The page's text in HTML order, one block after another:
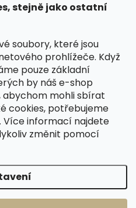
stejně jako ostatní
soubory, které jsou
prohlížeče. Když
pouze základní
by náš e-shop
abychom mohli sbírat
cookies, potřebujeme
Více informací najdete
změnit pomocí
vůně pravé kůže, dotek
spongr.cz